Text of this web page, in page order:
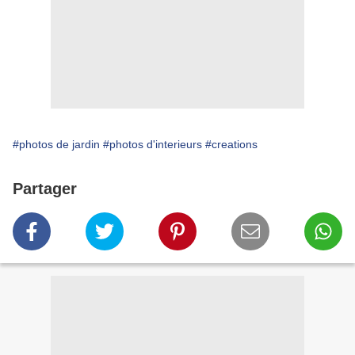
#photos de jardin #photos d'interieurs #creations
Partager